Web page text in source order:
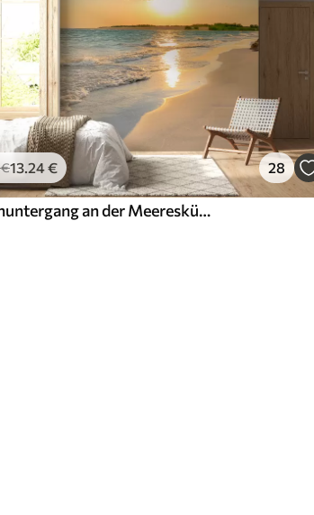
€13 .24€ 28
Sonnenuntergang an der Meeresküste